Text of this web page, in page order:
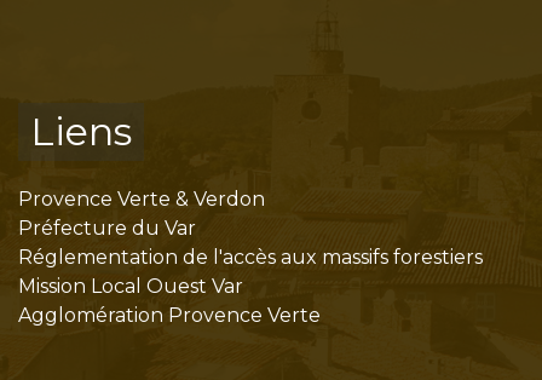
Liens
Provence Verte & Verdon
Préfecture du Var
Réglementation de l'accès aux massifs forestiers
Mission Local Ouest Var
Agglomération Provence Verte